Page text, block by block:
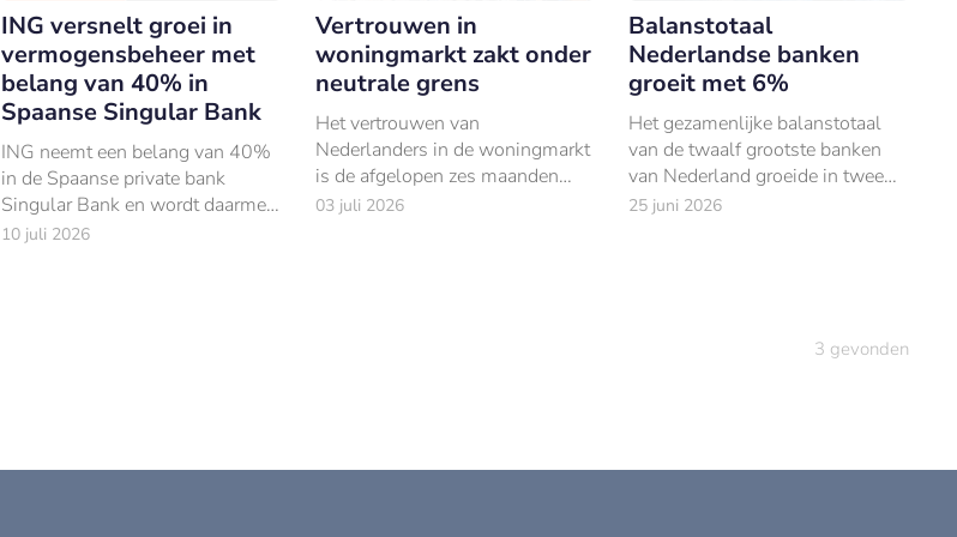
ING versnelt groei in
vermogensbeheer met
belang van 40% in
Spaanse Singular Bank
ING neemt een belang van 40%
in de Spaanse private bank
Singular Bank en wordt daarmee
de grootste aandeelhouder.
10 juli 2026
Vertrouwen in
woningmarkt zakt onder
neutrale grens
Het vertrouwen van
Nederlanders in de woningmarkt
is de afgelopen zes maanden
fors afgenomen.
03 juli 2026
Balanstotaal
Nederlandse banken
groeit met 6%
Het gezamenlijke balanstotaal
van de twaalf grootste banken
van Nederland groeide in twee
jaar tijd met circa 6%, tot €2.486
25 juni 2026
3 gevonden